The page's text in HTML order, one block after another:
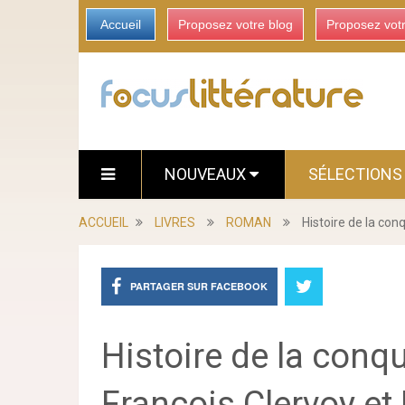
Accueil Proposez votre blog Proposez
NOUVEAUX SÉLECTIONS
ACCUEIL LIVRES ROMAN Histoire de la
PARTAGER SUR FACEBOOK
Histoire de la